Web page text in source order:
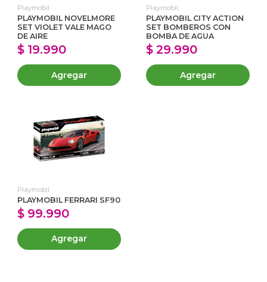
Playmobil
PLAYMOBIL NOVELMORE
SET VIOLET VALE MAGO
DE AIRE
$ 19.990
Agregar
Playmobil
PLAYMOBIL CITY ACTION
SET BOMBEROS CON
BOMBA DE AGUA
$ 29.990
Agregar
Playmobil
PLAYMOBIL FERRARI SF90
$ 99.990
Agregar